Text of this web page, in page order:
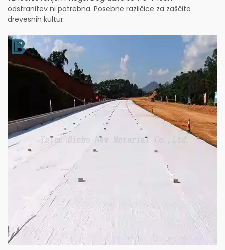
odstranitev ni potrebna. Posebne različice za zaščito
drevesnih kultur.